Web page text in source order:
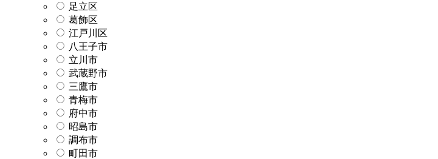
足立区
葛飾区
江戸川区
八王子市
立川市
武蔵野市
三鷹市
青梅市
府中市
昭島市
調布市
町田市